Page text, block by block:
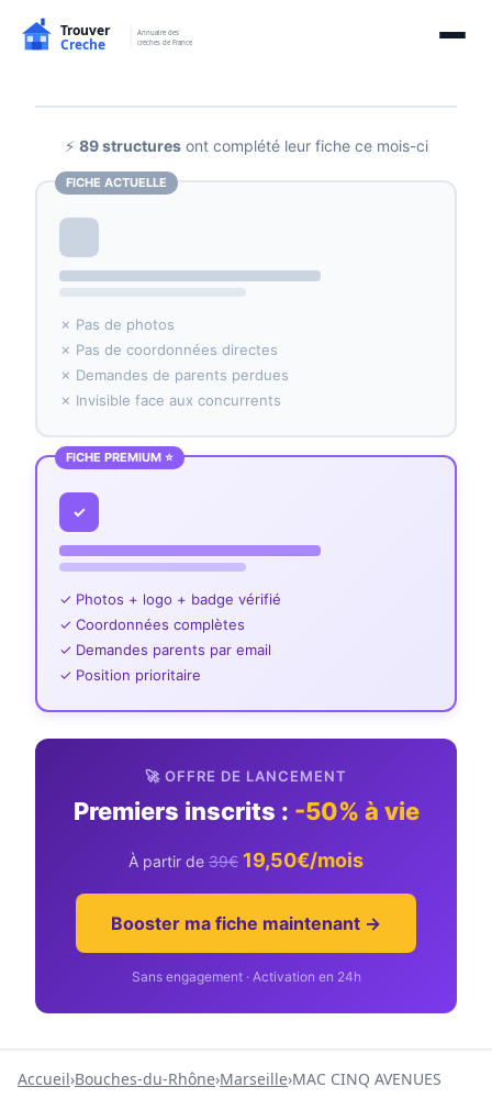
⚡ 89 structuresont complété leur fiche ce mois-ci
FICHE ACTUELLE
✗ Pas de photos
✗ Pas de coordonnées directes
✗ Demandes de parents perdues
✗ Invisible face aux concurrents
FICHE PREMIUM ⭐
✓
✓ Photos + logo + badge vérifié
✓ Coordonnées complètes
✓ Demandes parents par email
✓ Position prioritaire
🚀 OFFRE DE LANCEMENT
Premiers inscrits : -50% à vie
À partir de 39€ 19,50€/mois
Booster ma fiche maintenant →
Sans engagement · Activation en 24h
Accueil›Bouches-du-Rhône›Marseille›MAC CINQ AVENUES